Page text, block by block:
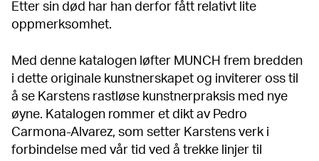
Etter sin død har han derfor fått relativt lite
oppmerksomhet.
Med denne katalogen løfter MUNCH frem bredden
i dette originale kunstnerskapet og inviterer oss til
å se Karstens rastløse kunstnerpraksis med nye
øyne. Katalogen rommer et dikt av Pedro
Carmona-Alvarez, som setter Karstens verk i
forbindelse med vår tid ved å trekke linjer til